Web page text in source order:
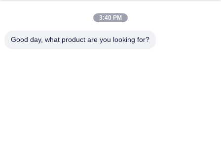
Wetterbeständige zylindrische Gummi-Fendern mit hoher
Energieabsorption geeignet für Schlepper, Last- und
3:40 PM
Good day, what product are you looking for?